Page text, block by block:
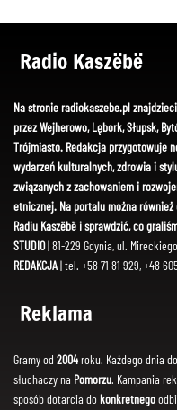
Radio Kaszëbë
Na stronie radiokaszebe.pl
przez Wejherowo, Lębork, Słupsk,
Trójmiasto. Redakcja przygotowuje
wydarzeń kulturalnych, zdrowia i
związanych z zachowaniem i
etnicznej. Na portalu można
Radiu Kaszëbë i sprawdzić, co
STUDIO| 81-229 Gdynia, ul.
REDAKCJA| tel. +58 71 81 929, +48
Reklama
Gramy od 2004roku. Każdego dnia
słuchaczy na Pomorzu. Kampania
sposób dotarcia dokonkretnego